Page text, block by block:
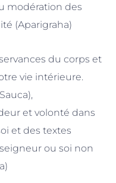
modération des
(Aparigraha)
du corps et
vie intérieure.
et volonté dans
et des textes
ou soi non